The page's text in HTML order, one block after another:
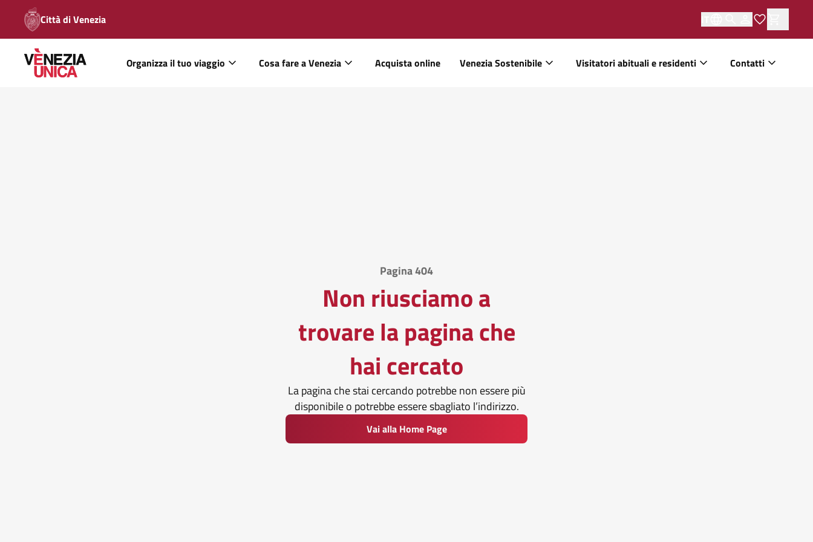
Città di Venezia
Organizza il tuo viaggio Cosa fare a Venezia Acquista online Venezia Sostenibile Visitatori abituali e residenti Contatti
Pagina 404
Non riusciamo a
trovare la pagina che
hai cercato
La pagina che stai cercando potrebbe non essere più
disponibile o potrebbe essere sbagliato l’indirizzo.
Vai alla Home Page